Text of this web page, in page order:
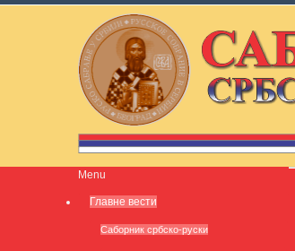
Menu
Главне вести
Саборник србско-руски